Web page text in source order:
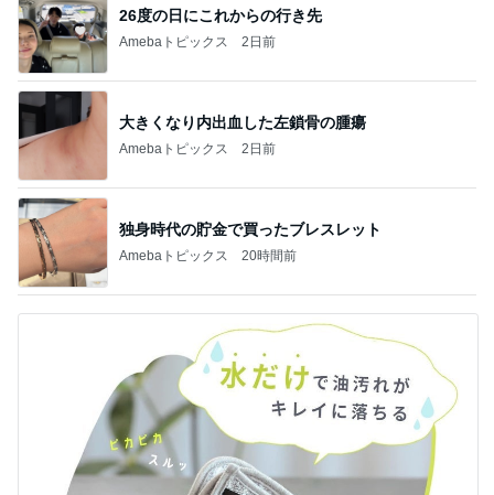
26度の日にこれからの行き先
Amebaトピックス 2日前
大きくなり内出血した左鎖骨の腫瘍
Amebaトピックス 2日前
独身時代の貯金で買ったブレスレット
Amebaトピックス 20時間前